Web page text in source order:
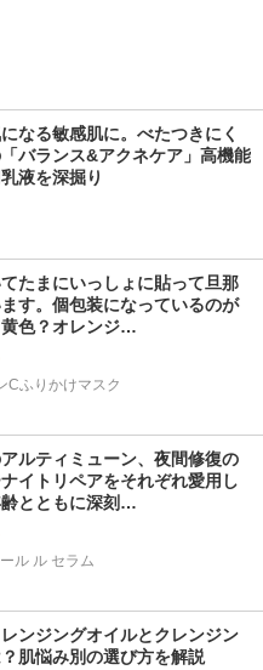
なる敏感肌に。べたつきにく
バランス&アクネケア」高機能
液を深掘り
たまにいっしょに貼って旦那
す。個包装になっているのが
色？オレンジ…
Cふりかけマスク
ルティミューン、夜間修復の
イトリペアをそれぞれ愛用し
とともに深刻…
ル ル セラム
ンジングオイルとクレンジン
肌悩み別の選び方を解説